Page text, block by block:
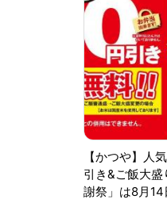
【かつや】人
引き&ご飯大
謝祭」は8月14